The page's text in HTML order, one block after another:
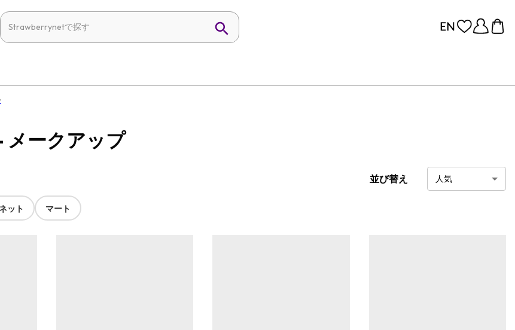
メークアップ
並び替え 人気
ット マート